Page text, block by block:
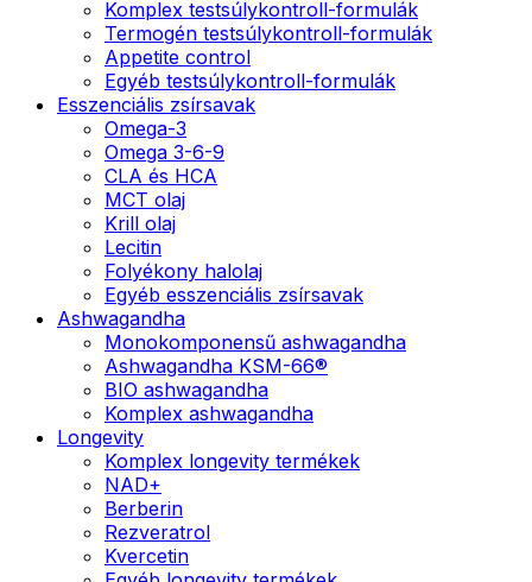
Komplex testsúlykontroll-formulák
Termogén testsúlykontroll-formulák
Appetite control
Egyéb testsúlykontroll-formulák
Esszenciális zsírsavak
Omega-3
Omega 3-6-9
CLA és HCA
MCT olaj
Krill olaj
Lecitin
Folyékony halolaj
Egyéb esszenciális zsírsavak
Ashwagandha
Monokomponensű ashwagandha
Ashwagandha KSM-66®
BIO ashwagandha
Komplex ashwagandha
Longevity
Komplex longevity termékek
NAD+
Berberin
Rezveratrol
Kvercetin